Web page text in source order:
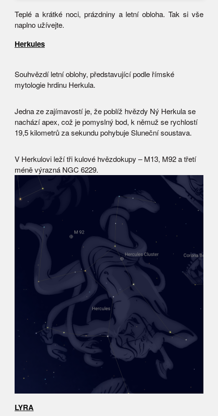
Teplé a krátké noci, prázdniny a letní obloha. Tak si vše
naplno užívejte.
Herkules
Souhvězdí letní oblohy, představující podle římské
mytologie hrdinu Herkula.
Jedna ze zajímavostí je, že poblíž hvězdy Ný Herkula se
nachází apex, což je pomyslný bod, k němuž se rychlostí
19,5 kilometrů za sekundu pohybuje Sluneční soustava.
V Herkulovi leží tři kulové hvězdokupy – M13, M92 a třetí
méně výrazná NGC 6229.
LYRA